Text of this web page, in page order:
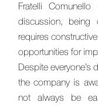
Fratelli
discussion, being
requires
opportunities for
Despite everyone’s
the company is
not always be